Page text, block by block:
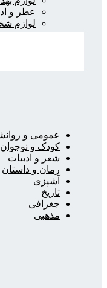
عطر و
لوازم
عمومی و
کودک و نوجوان
شعر و ادبیات
رمان و داستان
آشپزی
تاریخ
جغرافی
مذهبی